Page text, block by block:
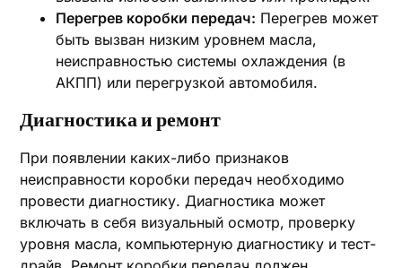
Перегрев коробки передач: Перегрев может
быть вызван низким уровнем масла‚
неисправностью системы охлаждения (в
АКПП) или перегрузкой автомобиля.
Диагностика и ремонт
При появлении каких-либо признаков
неисправности коробки передач необходимо
провести диагностику. Диагностика может
включать в себя визуальный осмотр‚ проверку
уровня масла‚ компьютерную диагностику и тест-